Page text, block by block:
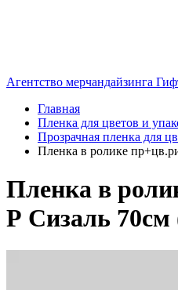
Агентство мерчандайзинга
Главная
Пленка для цветов и
Прозрачная пленка для
Пленка в ролике
Пленка в
Р Сизаль 70см